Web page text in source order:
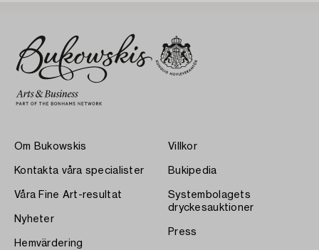
Om Bukowskis
Kontakta våra specialister
Våra Fine Art-resultat
Nyheter
Hemvärdering
Villkor
Bukipedia
Systembolagets
dryckesauktioner
Press